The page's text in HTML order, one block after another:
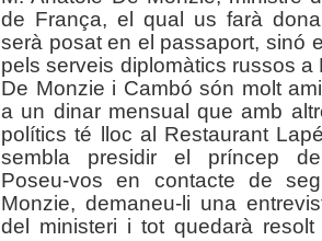
de França, el qual us farà
serà posat en el passaport, sinó
pels serveis diplomàtics russos a
De Monzie i Cambó són molt
a un dinar mensual que amb
polítics té lloc al Restaurant
sembla presidir el príncep de
Poseu-vos en contacte de
Monzie, demaneu-li una
del ministeri i tot quedarà resolt